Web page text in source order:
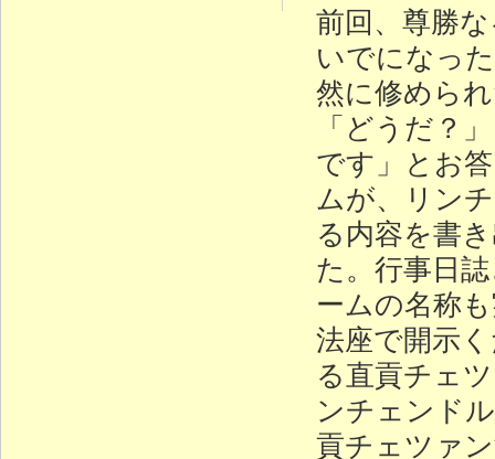
前回、尊勝
いでになっ
然に修めら
「どうだ？
です」とお
ムが、リン
る内容を書
た。行事日
ームの名称
法座で開示
る直貢チェ
ンチェンド
貢チェツァ